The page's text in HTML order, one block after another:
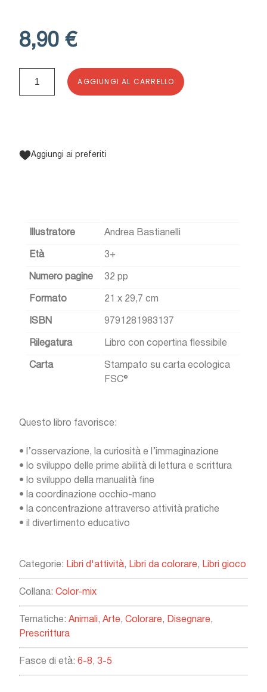
8,90 €
AGGIUNGI AL CARRELLO
Aggiungi ai preferiti
Illustratore Andrea Bastianelli
Età 3+
Numero pagine 32 pp
Formato 21 x 29,7 cm
ISBN 9791281983137
Rilegatura Libro con copertina flessibile
Carta
Stampato su carta ecologica
FSC®
Questo libro favorisce:
•
l’osservazione, la curiosità e l’immaginazione
• lo sviluppo delle prime abilità di lettura e scrittura
• lo sviluppo della manualità fine
• la coordinazione occhio-mano
• la concentrazione attraverso attività pratiche
•
il divertimento educativo
Categorie: Libri d'attività, Libri da colorare, Libri gioco
Collana:Color-mix
Tematiche:Animali ,Arte,Colorare, Disegnare,
Prescrittura
Fasce di età:6-8,3-5